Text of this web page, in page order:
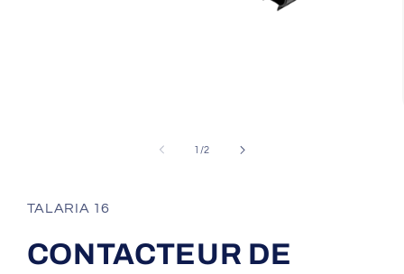
fenêtre
modale
1 /de
2
TALARIA 16
CONTACTEUR DE